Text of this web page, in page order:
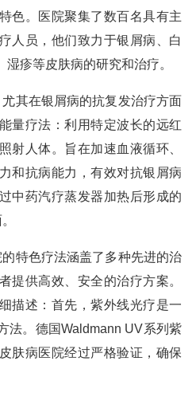
色。医院聚集了数百名具有主
人员，他们致力于银屑病、白
疹等皮肤病的研究和治疗。
其在银屑病的抗复发治疗方面
量疗法：利用特定波长的远红
射人体。旨在加速血液循环、
和抗病能力，有效对抗银屑病
中药汽疗蒸发器加热后形成的
特色疗法涵盖了多种先进的治
提供高效、安全的治疗方案。
描述：首先，紫外线光疗是一
法。德国Waldmann UV系列紫
肤病医院经过严格验证，确保